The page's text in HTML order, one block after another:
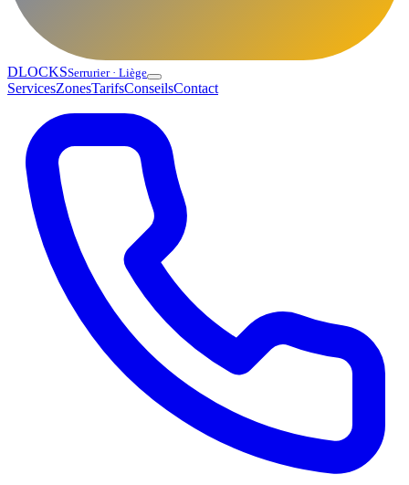
DLOCKSSerrurier · Liège
ServicesZonesTarifsConseilsContact